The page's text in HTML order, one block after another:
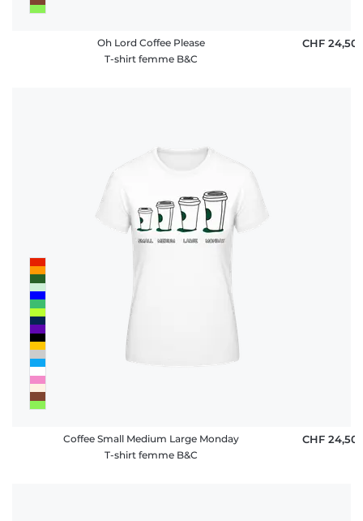
Oh Lord Coffee Please
T-shirt femme B&C
CHF 24,50
Coffee Small Medium Large Monday
T-shirt femme B&C
CHF 24,50